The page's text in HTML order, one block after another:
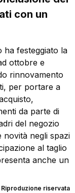
con un
ha festeggiato la
ottobre e
rinnovamento
per portare a
da parte di
del negozio
novità negli spazi
al taglio
anche un
riservata